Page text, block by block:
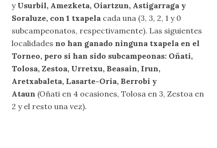
y Usurbil, Amezketa, Oiartzun, Astigarraga y
Soraluze, con 1 txapela cada una (3, 3, 2, 1 y 0
subcampeonatos, respectivamente). Las siguientes
localidades no han ganado ninguna txapela en el
Torneo, pero sí han sido subcampeonas: Oñati,
Tolosa, Zestoa, Urretxu, Beasain, Irun,
Aretxabaleta, Lasarte-Oria, Berrobi y
Ataun (Oñati en 4 ocasiones, Tolosa en 3, Zestoa en
2 y el resto una vez).